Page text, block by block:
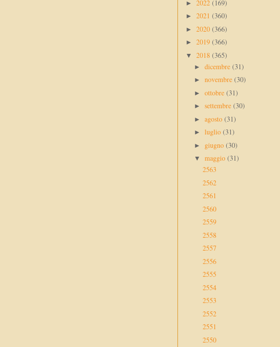
► 2022 (169)
► 2021 (360)
► 2020 (366)
► 2019 (366)
▼ 2018 (365)
► dicembre (31)
► novembre (30)
► ottobre (31)
► settembre (30)
► agosto (31)
► luglio (31)
► giugno (30)
▼ maggio (31)
2563
2562
2561
2560
2559
2558
2557
2556
2555
2554
2553
2552
2551
2550